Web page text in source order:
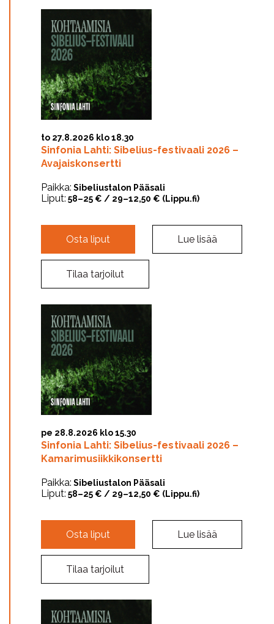
to 27.8.2026 klo 18.30
Sinfonia Lahti: Sibelius-festivaali 2026 –
Avajaiskonsertti
Paikka: Sibeliustalon Pääsali
Liput: 58–25 € / 29–12,50 € (Lippu.fi)
Osta liput Lue lisää
Tilaa tarjoilut
pe 28.8.2026 klo 15.30
Sinfonia Lahti: Sibelius-festivaali 2026 –
Kamarimusiikkikonsertti
Paikka: Sibeliustalon Pääsali
Liput: 58–25 € / 29–12,50 € (Lippu.fi)
Osta liput Lue lisää
Tilaa tarjoilut